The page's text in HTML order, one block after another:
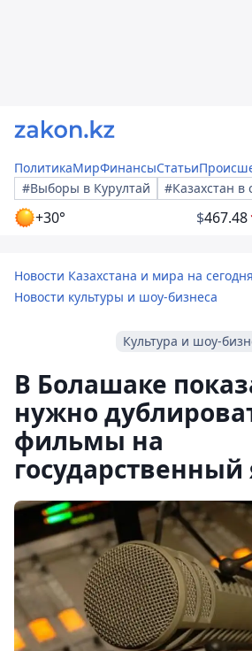
ПолитикаМирФинансыСтатьи
#Выборы в Курултай
#Казахстан в
+30° $467.48
Новости Казахстана и мира на сегодня
Новости культуры и шоу-бизнеса
Культура и шоу-
В Болашаке
нужно
фильмы на